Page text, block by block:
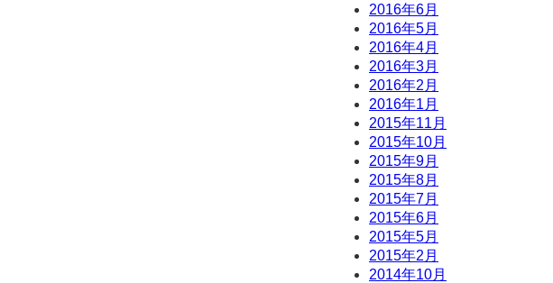
2016年6月
2016年5月
2016年4月
2016年3月
2016年2月
2016年1月
2015年11月
2015年10月
2015年9月
2015年8月
2015年7月
2015年6月
2015年5月
2015年2月
2014年10月